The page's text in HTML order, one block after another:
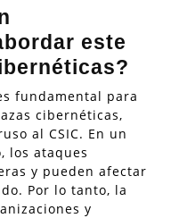
este
fundamental para
cibernéticas,
al CSIC. En un
los ataques
y pueden afectar
Por lo tanto, la
y